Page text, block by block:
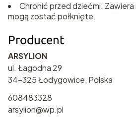
Chronić przed dziećmi.
mogą zostać połknięte.
Producent
ARSYLION
ul. Łagodna 29
34-325 Łodygowice, Polska
608483328
arsylion@wp.pl